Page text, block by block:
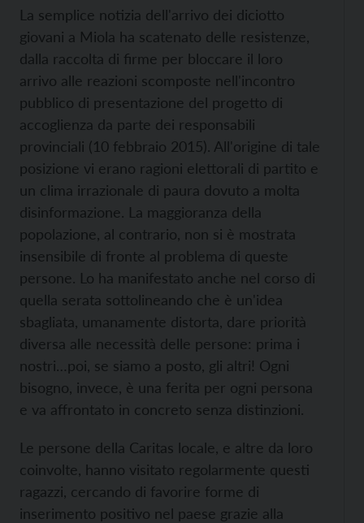
La semplice notizia dell'arrivo dei diciotto
giovani a Miola ha scatenato delle resistenze,
dalla raccolta di firme per bloccare il loro
arrivo alle reazioni scomposte nell'incontro
pubblico di presentazione del progetto di
accoglienza da parte dei responsabili
provinciali (10 febbraio 2015). All'origine di tale
posizione vi erano ragioni elettorali di partito e
un clima irrazionale di paura dovuto a molta
disinformazione. La maggioranza della
popolazione, al contrario, non si è mostrata
insensibile di fronte al problema di queste
persone. Lo ha manifestato anche nel corso di
quella serata sottolineando che è un'idea
sbagliata, umanamente distorta, dare priorità
diversa alle necessità delle persone: prima i
nostri…poi, se siamo a posto, gli altri! Ogni
bisogno, invece, è una ferita per ogni persona
e va affrontato in concreto senza distinzioni.
Le persone della Caritas locale, e altre da loro
coinvolte, hanno visitato regolarmente questi
ragazzi, cercando di favorire forme di
inserimento positivo nel paese grazie alla